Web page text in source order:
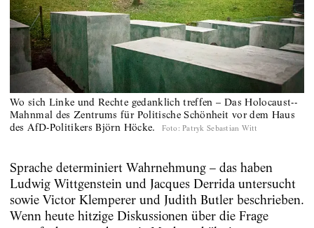
Wo sich Linke und Rechte gedanklich treffen – Das Holocaust-­
Mahnmal des Zentrums für Politische Schönheit vor dem Haus
des AfD­-Politikers Björn Höcke.
Foto: Patryk Sebastian Witt
Sprache determiniert Wahrnehmung – das haben
Ludwig Wittgenstein und Jacques Derrida untersucht
sowie Victor Klemperer und Judith Butler beschrieben.
Wenn heute hitzige Diskussionen über die Frage